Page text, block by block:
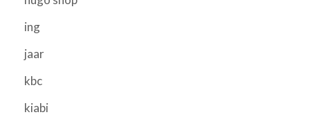
ing
jaar
kbc
kiabi